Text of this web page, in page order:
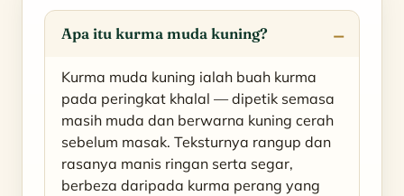
Apa itu kurma muda kuning?
Kurma muda kuning ialah buah kurma
pada peringkat khalal — dipetik semasa
masih muda dan berwarna kuning cerah
sebelum masak. Teksturnya rangup dan
rasanya manis ringan serta segar,
berbeza daripada kurma perang yang